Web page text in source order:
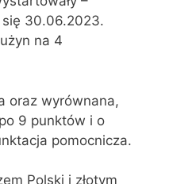
się 30.06.2023.
na 4
oraz wyrównana,
9 punktów i o
pomocnicza.
Polski i złotym